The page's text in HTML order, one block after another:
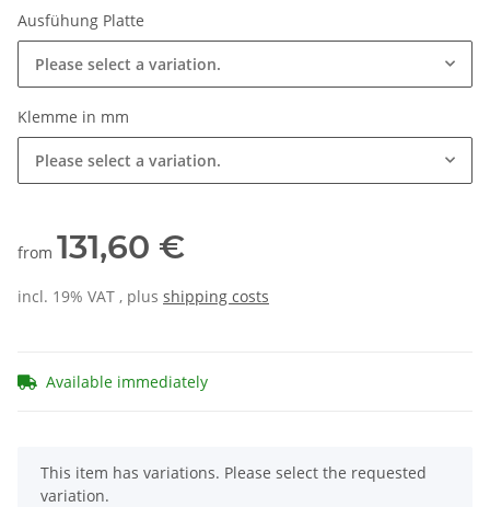
Ausfühung Platte
Please select a variation.
Klemme in mm
Please select a variation.
from 131,60 €
incl. 19% VAT , plus shipping costs
Available immediately
x
This item has variations. Please select the requested
variation.